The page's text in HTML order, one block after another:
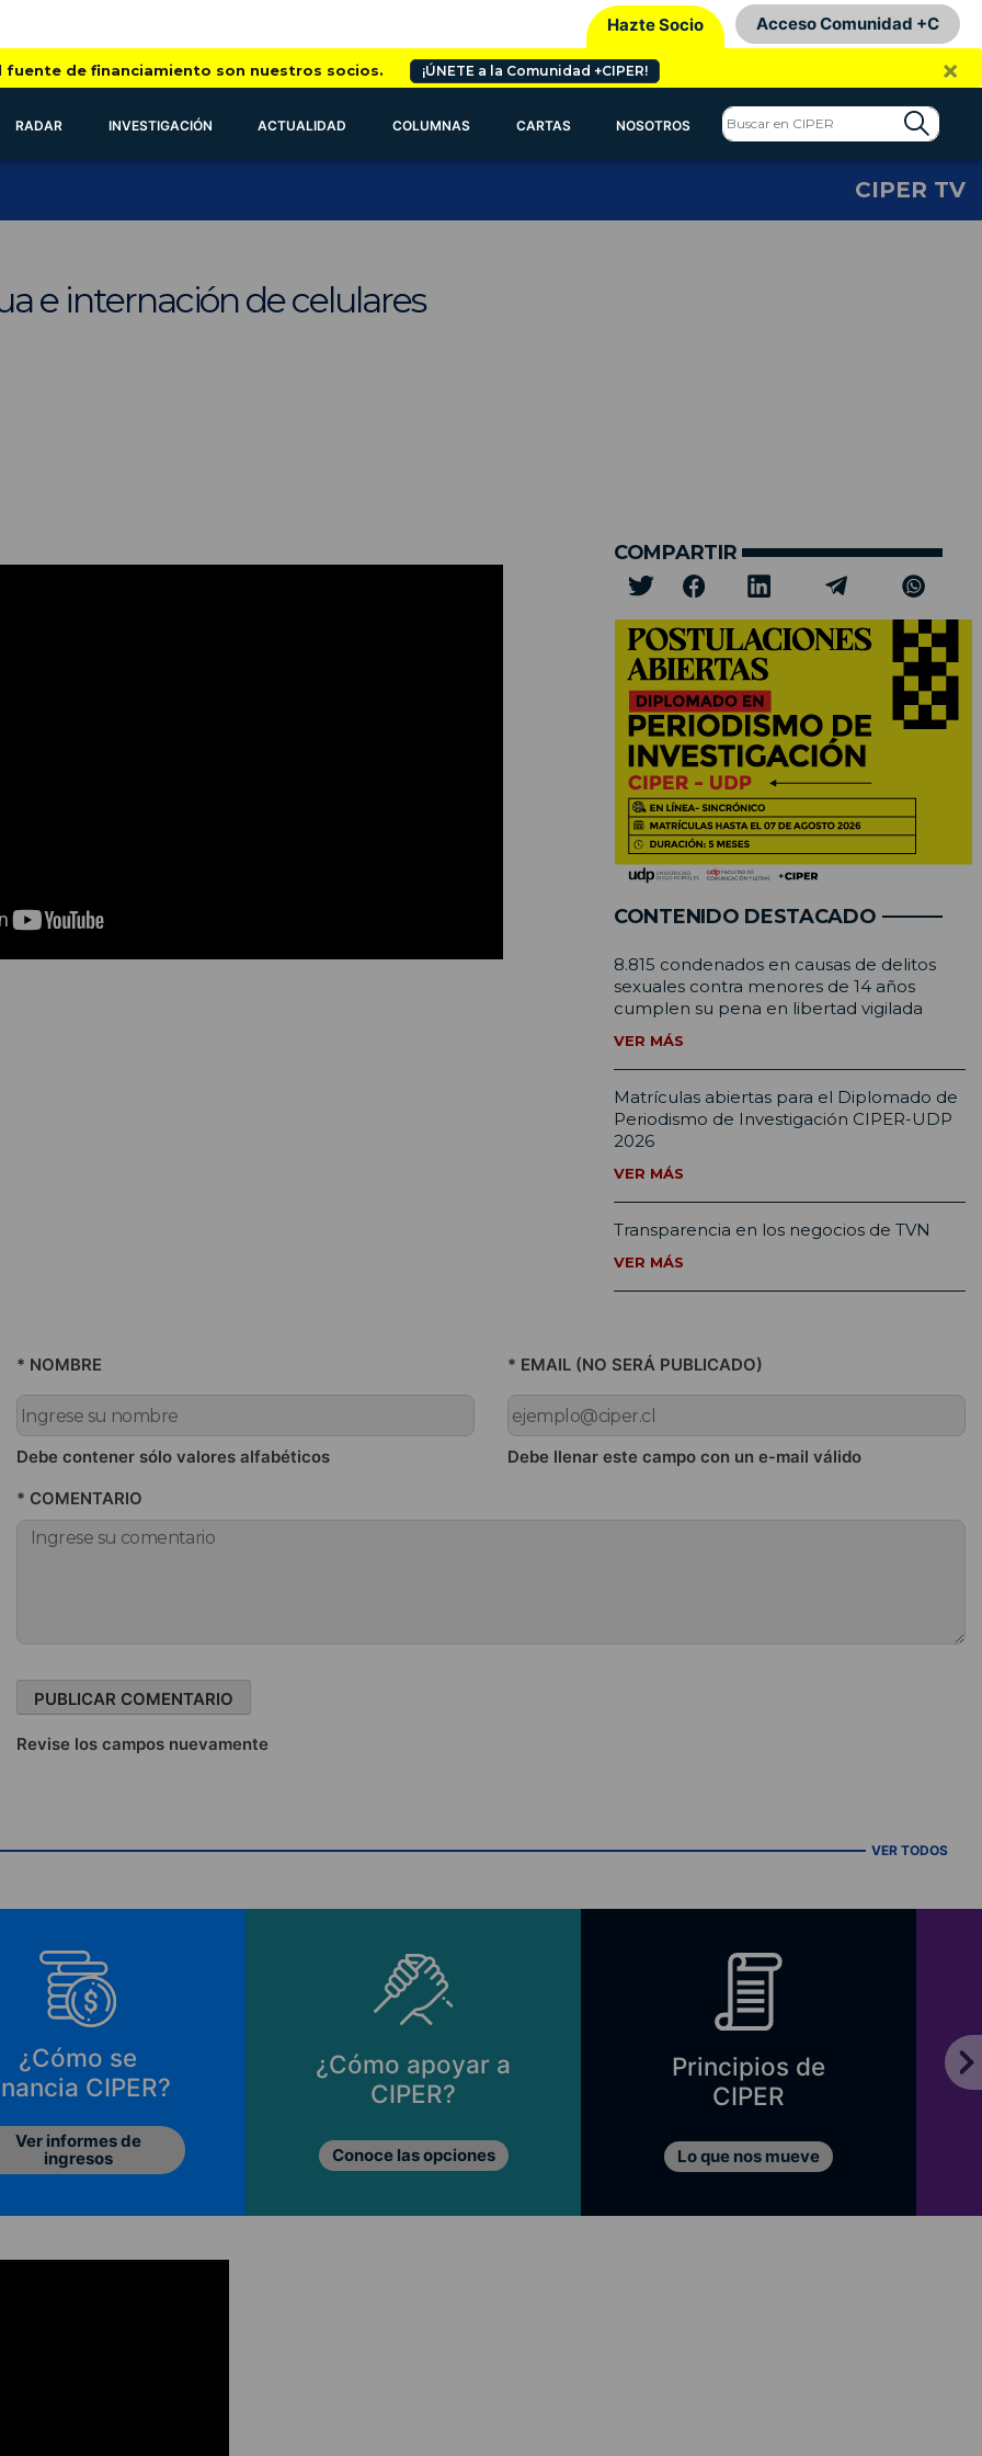
Hazte Socio Acceso Comunidad +C
fuente de financiamiento son nuestros socios. ¡ÚNETE a la Comunidad +CIPER! ×
RADAR INVESTIGACIÓN ACTUALIDAD COLUMNAS CARTAS NOSOTROS
CIPER TV
e internación de celulares
COMPARTIR
CONTENIDO DESTACADO
8.815 condenados en causas de delitos
sexuales contra menores de 14 años
cumplen su pena en libertad vigilada
VER MÁS
Matrículas abiertas para el Diplomado de
Periodismo de Investigación CIPER-UDP
2026
VER MÁS
Transparencia en los negocios de TVN
VER MÁS
* NOMBRE
Debe contener sólo valores alfabéticos
* EMAIL (NO SERÁ PUBLICADO)
Debe llenar este campo con un e-mail válido
* COMENTARIO
Revise los campos nuevamente
VER TODOS
¿Cómo apoyar a
CIPER?
Conoce las opciones
Principios de
CIPER
Lo que nos mueve
Directorio
Fundación CIPER
Nuestro directorio